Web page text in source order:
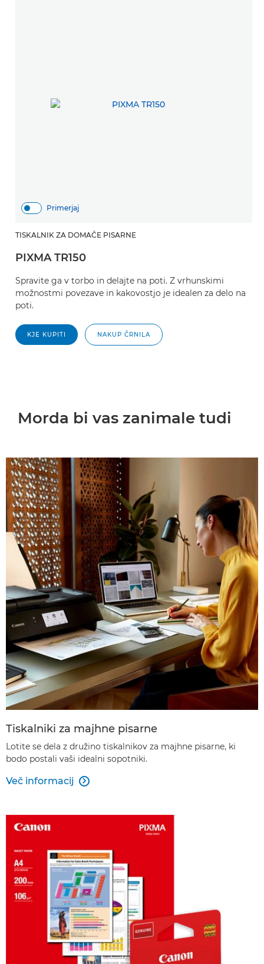
Primerjaj
TISKALNIK ZA DOMAČE PISARNE
PIXMA TR150
Spravite ga v torbo in delajte na poti. Z vrhunskimi
možnostmi povezave in kakovostjo je idealen za delo na
poti.
KJE KUPITI NAKUP ČRNILA
Morda bi vas zanimale tudi
Tiskalniki za majhne pisarne
Lotite se dela z družino tiskalnikov za majhne pisarne, ki
bodo postali vaši idealni sopotniki.
Več informacij 